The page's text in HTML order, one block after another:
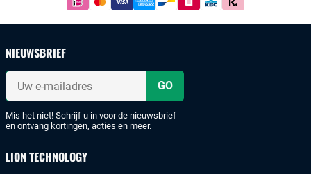
Betaal
simpel
iDeal
of
bankoverschrijving.
NIEUWSBRIEF
Uw
mailadres
Mis het niet! Schrijf u in voor de nieuwsbrief
en ontvang kortingen, acties en meer.
LION TECHNOLOGY